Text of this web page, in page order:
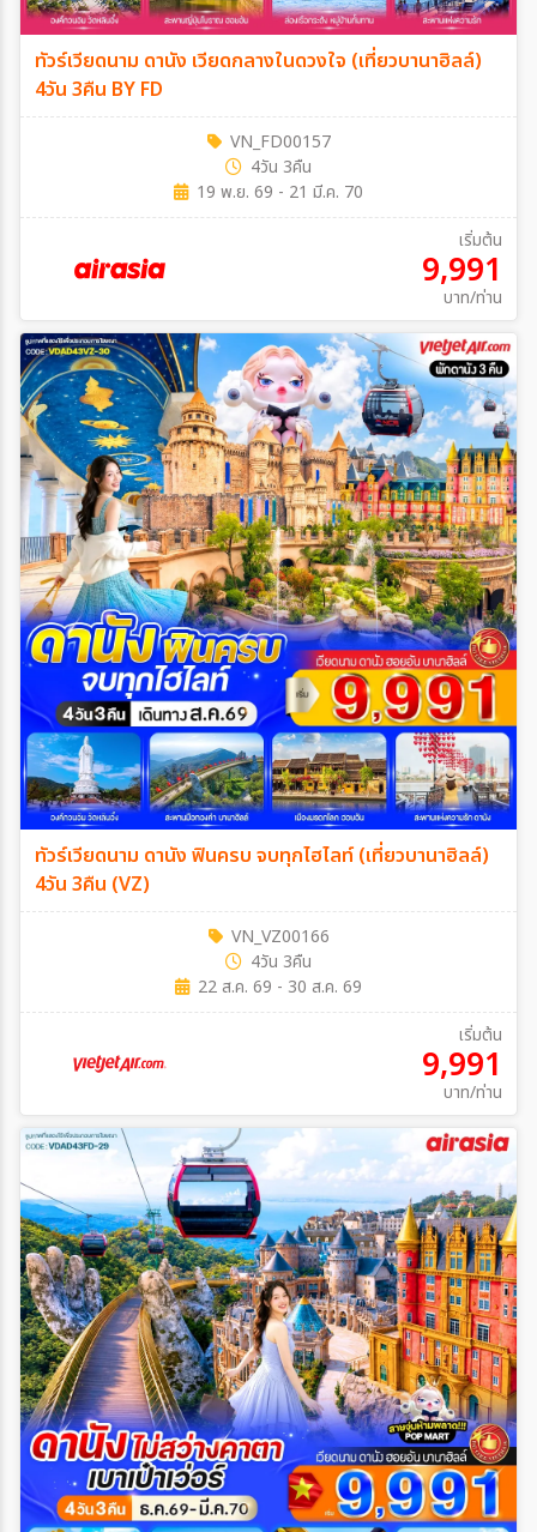
ทัวร์เวียดนาม ดานัง เวียดกลางในดวงใจ (เที่ยวบานาฮิลล์)
4วัน 3คืน BY FD
VN_FD00157
4วัน 3คืน
19 พ.ย. 69 - 21 มี.ค. 70
เริ่มต้น
9,991
บาท/ท่าน
ทัวร์เวียดนาม ดานัง ฟินครบ จบทุกไฮไลท์ (เที่ยวบานาฮิลล์)
4วัน 3คืน (VZ)
VN_VZ00166
4วัน 3คืน
22 ส.ค. 69 - 30 ส.ค. 69
เริ่มต้น
9,991
บาท/ท่าน